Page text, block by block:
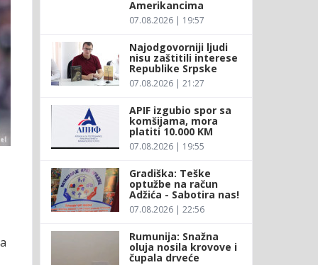
Amerikancima
07.08.2026 | 19:57
Najodgovorniji ljudi
nisu zaštitili interese
Republike Srpske
07.08.2026 | 21:27
APIF izgubio spor sa
komšijama, mora
platiti 10.000 KM
07.08.2026 | 19:55
Gradiška: Teške
optužbe na račun
Adžića - Sabotira nas!
07.08.2026 | 22:56
Rumunija: Snažna
oluja nosila krovove i
čupala drveće